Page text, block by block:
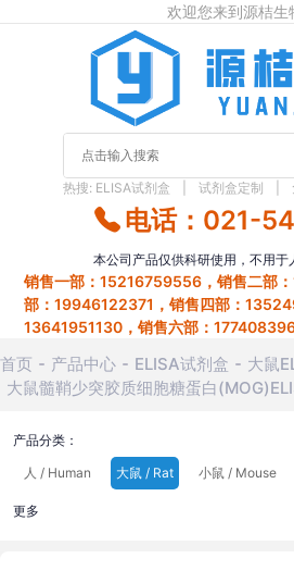
欢迎您来到源桔生
热搜: ELISA试剂盒 试剂盒定制
电话：021-
本公司产品仅供科研使用，不用于
销售一部：15216759556，销售二部
部：19946122371，销售四部：
13641951130，销售六部：
首页 产品中心 ELISA试剂盒
大鼠
大鼠髓鞘少突胶质细胞糖蛋白
产品分类：
人 / Human
大鼠 / Rat 小鼠 / Mouse
更多